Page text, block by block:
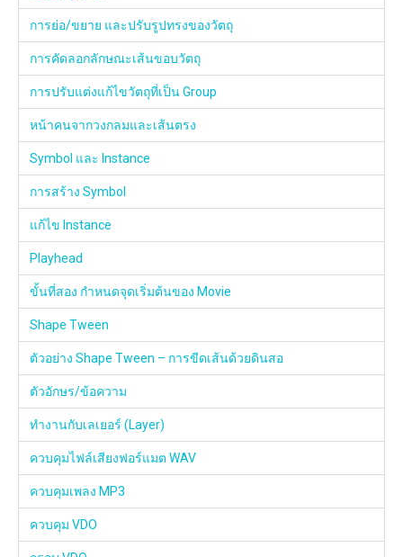
การย่อ/ขยาย และปรับรูปทรงของวัตถุ
การคัดลอกลักษณะเส้นขอบวัตถุ
การปรับแต่งแก้ไขวัตถุที่เป็น Group
หน้าคนจากวงกลมและเส้นตรง
Symbol และ Instance
การสร้าง Symbol
แก้ไข Instance
Playhead
ขั้นที่สอง กำหนดจุดเริ่มต้นของ Movie
Shape Tween
ตัวอย่าง Shape Tween – การขีดเส้นด้วยดินสอ
ตัวอักษร/ข้อความ
ทำงานกับเลเยอร์ (Layer)
ควบคุมไฟล์เสียงฟอร์แมต WAV
ควบคุมเพลง MP3
ควบคุม VDO